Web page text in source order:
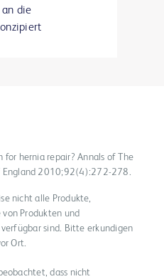
an die
for hernia repair? Annals of The
England 2010;92(4):272-278.
nicht alle Produkte,
Produkten und
sind. Bitte erkundigen
Ort.
dass nicht